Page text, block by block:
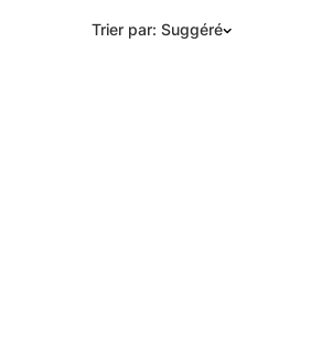
Trier par: Suggéré